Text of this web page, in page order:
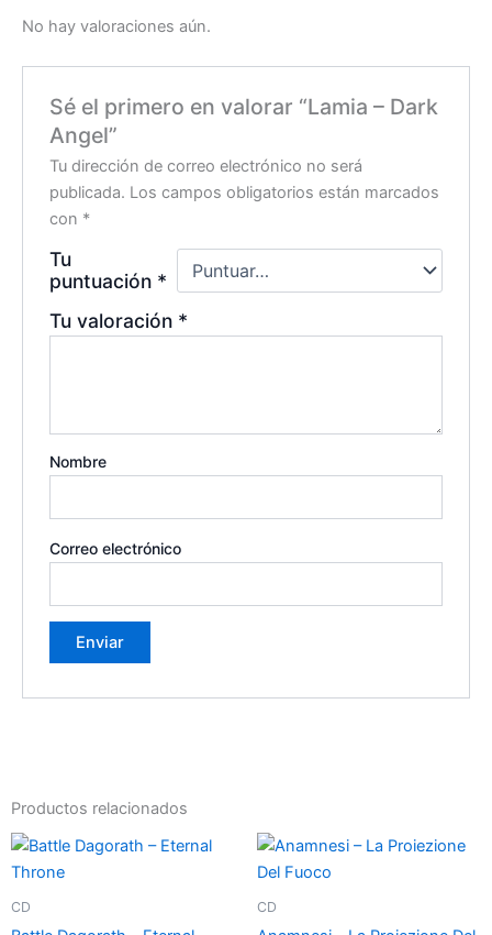
No hay valoraciones aún.
Sé el primero en valorar “Lamia – Dark
Angel”
Tu dirección de correo electrónico no será
publicada. Los campos obligatorios están marcados
con *
Tu
puntuación *
Tu valoración *
Nombre
Correo electrónico
Productos relacionados
CD CD